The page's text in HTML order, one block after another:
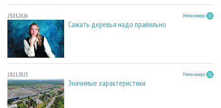
23.03.2026 Регион номера
Сажать деревья надо правильно
28.11.2025 Регион номера
Значимые характеристики